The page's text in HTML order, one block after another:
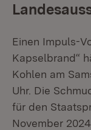
Einen Impuls-
Kapselbrand“
Kohlen am
Uhr. Die
für den
November